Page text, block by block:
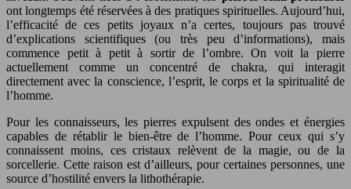
ont longtemps été réservées à des pratiques spirituelles. Aujourd’hui,
l’efficacité de ces petits joyaux n’a certes, toujours pas trouvé
d’explications scientifiques (ou très peu d’informations), mais
commence petit à petit à sortir de l’ombre. On voit la pierre
actuellement comme un concentré de chakra, qui interagit
directement avec la conscience, l’esprit, le corps et la spiritualité de
l’homme.
Pour les connaisseurs, les pierres expulsent des ondes et énergies
capables de rétablir le bien-être de l’homme. Pour ceux qui s’y
connaissent moins, ces cristaux relèvent de la magie, ou de la
sorcellerie. Cette raison est d’ailleurs, pour certaines personnes, une
source d’hostilité envers la lithothérapie.